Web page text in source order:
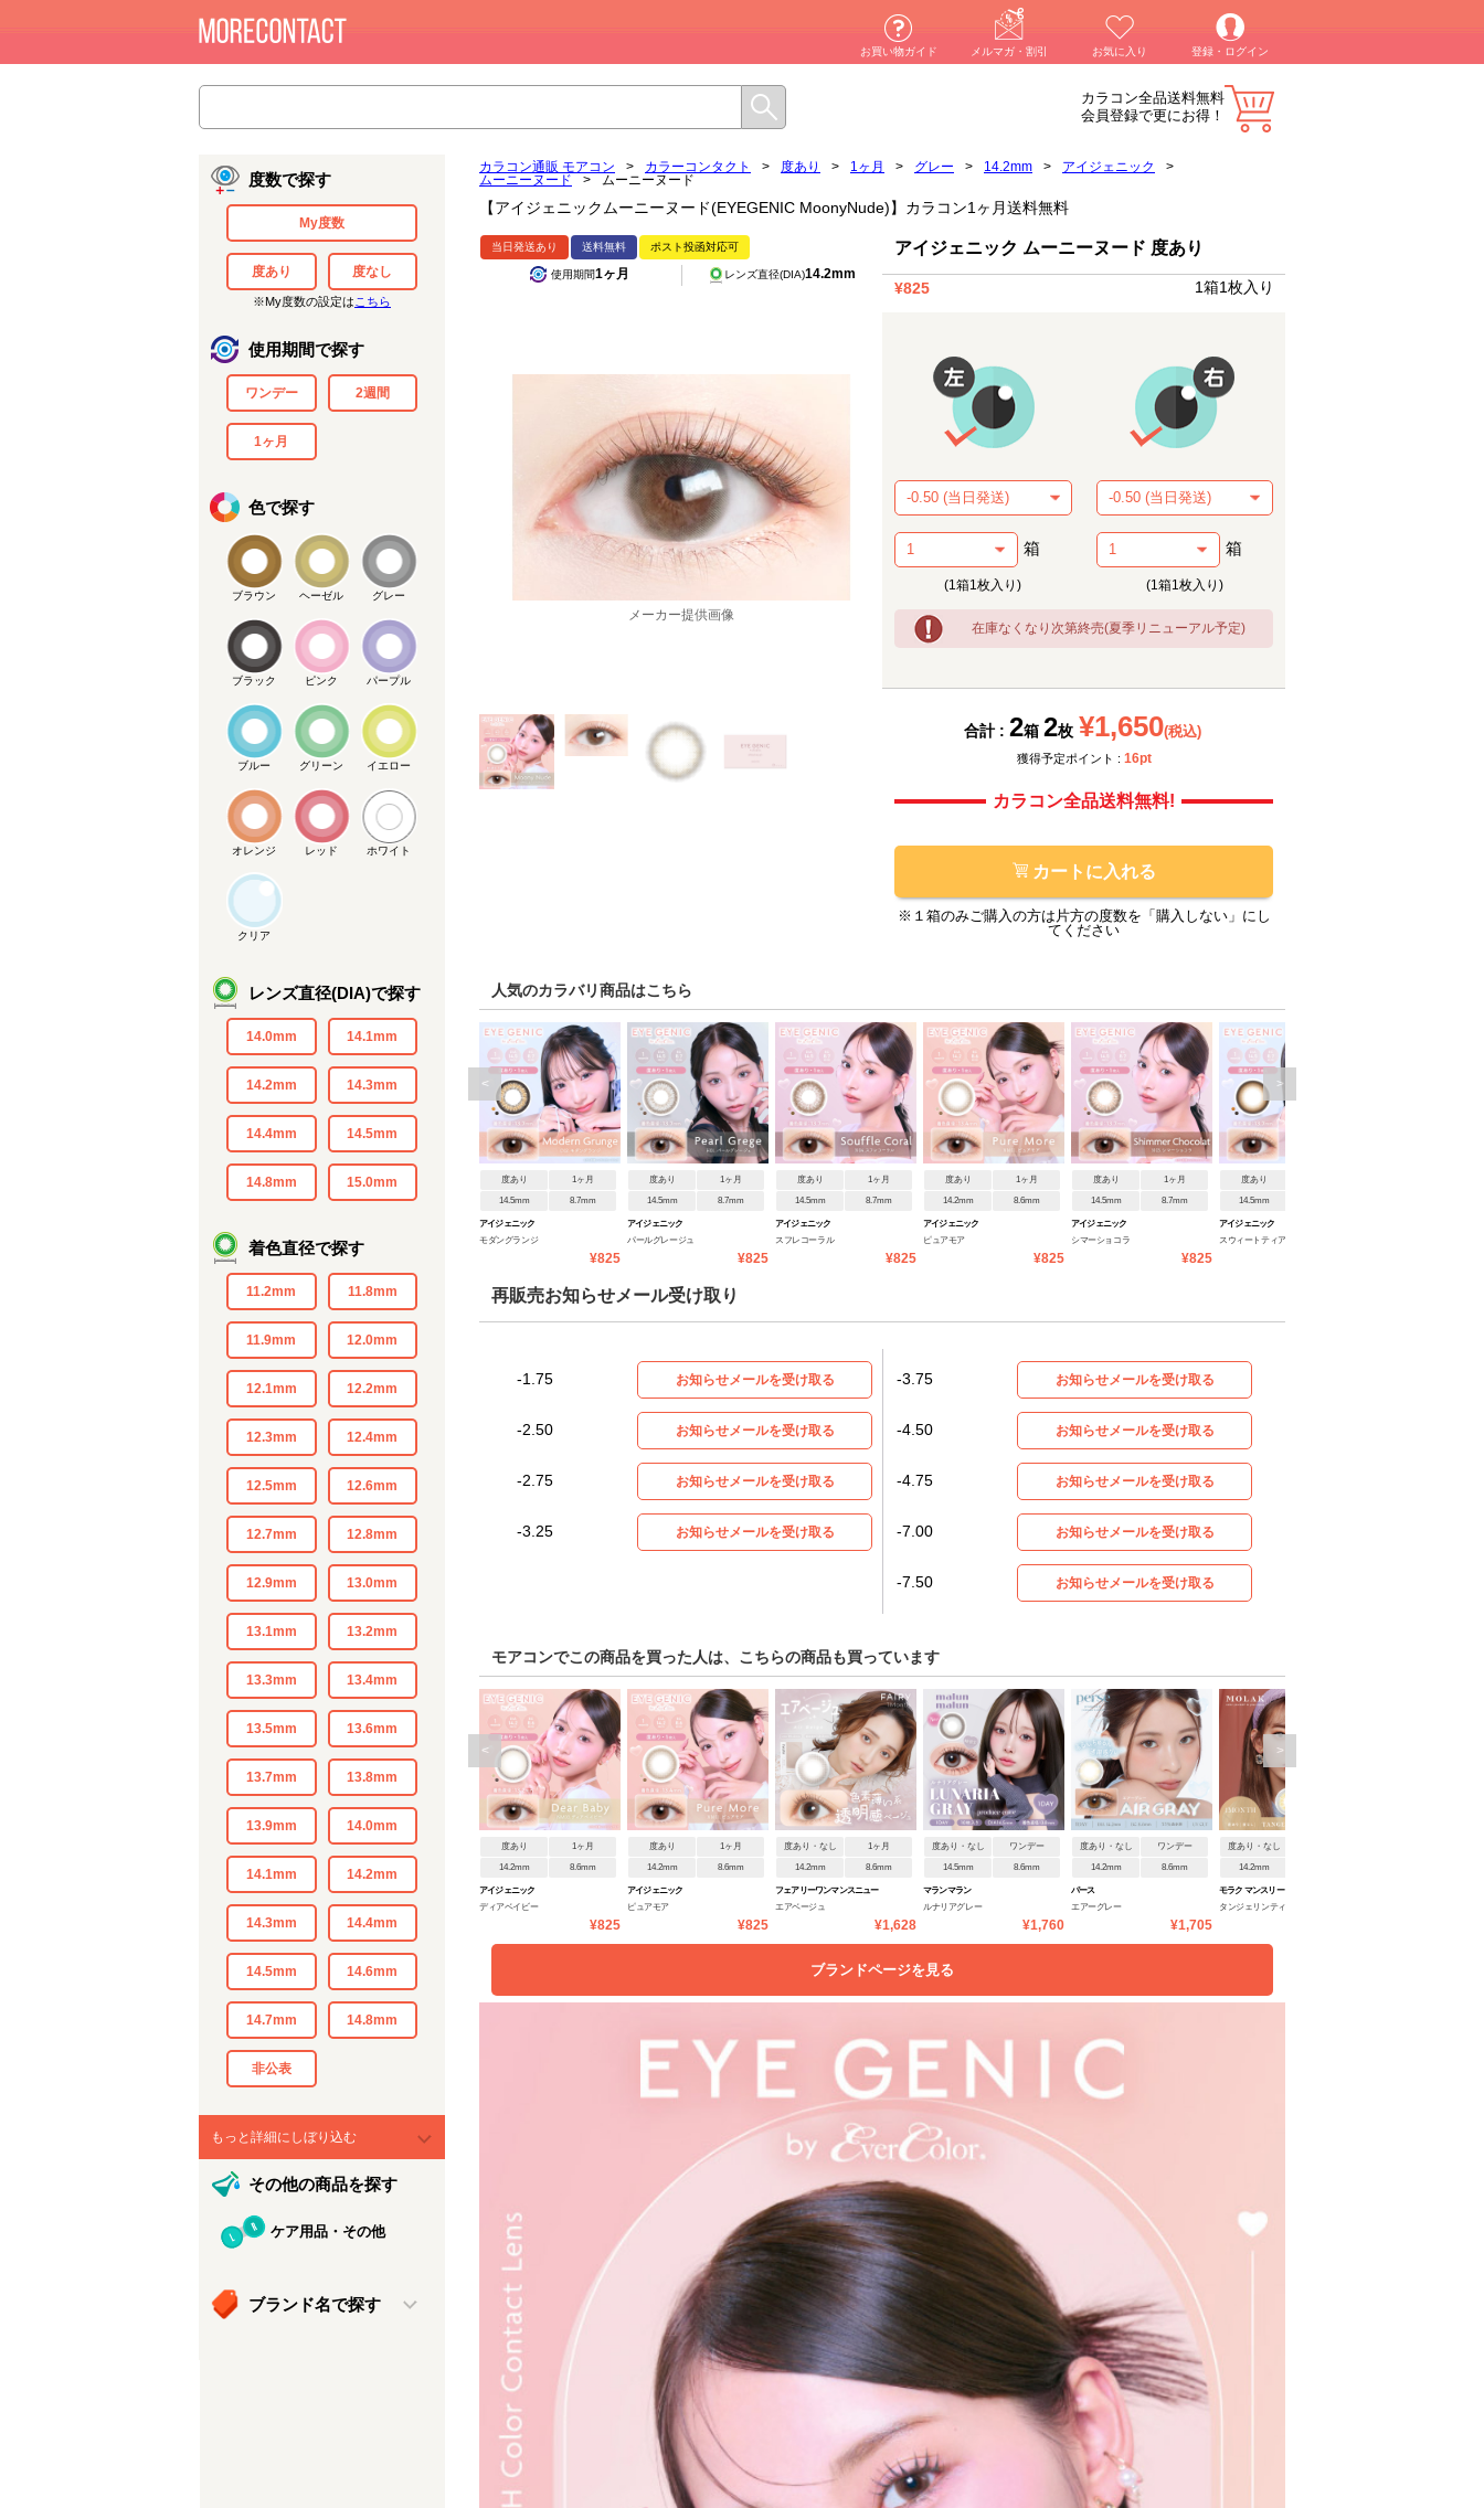
お買い物ガイド メルマガ・割引 お気に入り 登録・ログイン
カラコン全品送料無料
会員登録で更にお得！
度数で探す
My度数
度あり 度なし
※My度数の設定は こちら
使用期間で探す
ワンデー 2週間
1ヶ月
色で探す
ブラウン ヘーゼル グレー
ブラック ピンク パープル
ブルー グリーン イエロー
オレンジ レッド ホワイト
クリア
レンズ直径(DIA)で探す
14.0mm 14.1mm
14.2mm 14.3mm
14.4mm 14.5mm
14.8mm 15.0mm
着色直径で探す
11.2mm 11.8mm
11.9mm 12.0mm
12.1mm 12.2mm
12.3mm 12.4mm
12.5mm 12.6mm
12.7mm 12.8mm
12.9mm 13.0mm
13.1mm 13.2mm
13.3mm 13.4mm
13.5mm 13.6mm
13.7mm 13.8mm
13.9mm 14.0mm
14.1mm 14.2mm
14.3mm 14.4mm
14.5mm 14.6mm
14.7mm 14.8mm
非公表
もっと詳細にしぼり込む
その他の商品を探す
ケア用品・その他
ブランド名で探す
カラコン通販 モアコン > カラーコンタクト > 度あり > 1ヶ月 > グレー > 14.2mm > アイジェニック
>
ムーニーヌード
> ムーニーヌード
【アイジェニックムーニーヌード(EYEGENIC MoonyNude)】カラコン1ヶ月送料無料
当日発送あり 送料無料 ポスト投函対応可
使用期間1ヶ月 レンズ直径(DIA)14.2mm
メーカー提供画像
メーカー提供画像
アイジェニック ムーニーヌード 度あり
¥825 1箱1枚入り
箱
(1箱1枚入り)
箱
(1箱1枚入り)
在庫なくなり次第終売(夏季リニューアル予定)
合計 : 2箱 2枚 ¥1,650(税込)
獲得予定ポイント : 16pt
カラコン全品送料無料!
カートに入れる
※１箱のみご購入の方は片方の度数を「購入しない」にし
てください
人気のカラバリ商品はこちら
度あり 1ヶ月
14.5mm 8.7mm
アイジェニック
モダングランジ
¥825
度あり 1ヶ月
14.5mm 8.7mm
アイジェニック
パールグレージュ
¥825
度あり 1ヶ月
14.5mm 8.7mm
アイジェニック
スフレコーラル
¥825
度あり 1ヶ月
14.2mm 8.6mm
アイジェニック
ピュアモア
¥825
度あり 1ヶ月
14.5mm 8.7mm
アイジェニック
シマーショコラ
¥825
度あり
14.5mm
アイジェニック
スウィートティア
< >
再販売お知らせメール受け取り
-1.75 お知らせメールを受け取る
-2.50 お知らせメールを受け取る
-2.75 お知らせメールを受け取る
-3.25 お知らせメールを受け取る
-3.75 お知らせメールを受け取る
-4.50 お知らせメールを受け取る
-4.75 お知らせメールを受け取る
-7.00 お知らせメールを受け取る
-7.50 お知らせメールを受け取る
モアコンでこの商品を買った人は、こちらの商品も買っています
度あり 1ヶ月
14.2mm 8.6mm
アイジェニック
ディアベイビー
¥825
度あり 1ヶ月
14.2mm 8.6mm
アイジェニック
ピュアモア
¥825
度あり・なし 1ヶ月
14.2mm 8.6mm
フェアリーワンマンスニュー
トラルシリーズ
エアベージュ
¥1,628
度あり・なし ワンデー
14.5mm 8.6mm
マランマラン
ルナリアグレー
¥1,760
度あり・なし ワンデー
14.2mm 8.6mm
パース
エアーグレー
¥1,705
度あり・なし
14.2mm
モラク マンスリー
タンジェリンティー
< >
ブランドページを見る